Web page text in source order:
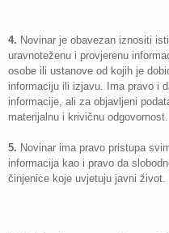
4. Novinar je obavezan iznositi
uravnoteženu i provjerenu
osobe ili ustanove od kojih je
informaciju ili izjavu. Ima pravo i
informacije, ali za objavljeni
materijalnu i krivičnu odgovornost.
5. Novinar ima pravo pristupa
informacija kao i pravo da
činjenice koje uvjetuju javni život.